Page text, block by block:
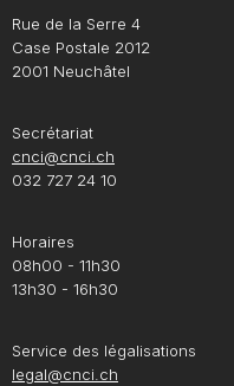
Rue de la Serre 4
Case Postale 2012
2001 Neuchâtel
Secrétariat
cnci@cnci.ch
032 727 24 10
Horaires
08h00 - 11h30
13h30 - 16h30
Service des légalisations
legal@cnci.ch